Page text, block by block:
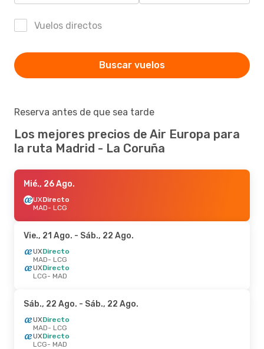
Vuelos directos
Buscar vuelos
Reserva antes de que sea tarde
Los mejores precios de Air Europa para
la ruta Madrid - La Coruña
Mié., 26 Ago.
UXDirecto
MAD- LCG
Vie., 21 Ago. - Sáb., 22 Ago.
UXDirecto
MAD- LCG
UXDirecto
LCG- MAD
Sáb., 22 Ago. - Sáb., 22 Ago.
UXDirecto
MAD- LCG
UXDirecto
LCG- MAD